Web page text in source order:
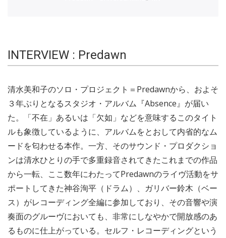
INTERVIEW : Predawn
清水美和子のソロ・プロジェクト＝Predawnから、およそ
３年ぶりとなるスタジオ・アルバム『Absence』が届い
た。「不在」あるいは「欠如」などを意味するこのタイト
ルも象徴しているように、アルバムをとおして内省的なム
ードを匂わせる本作。一方、そのサウンド・プロダクショ
ンは清水ひとりの手で多重録音されてきたこれまでの作品
から一転、ここ数年にわたってPredawnのライヴ活動をサ
ポートしてきた神谷洵平（ドラム）、ガリバー鈴木（ベー
ス）がレコーディング全編に参加しており、その音響や演
奏面のグルーヴにおいても、非常にしなやかで開放感のあ
るものに仕上がっている。セルフ・レコーディングという